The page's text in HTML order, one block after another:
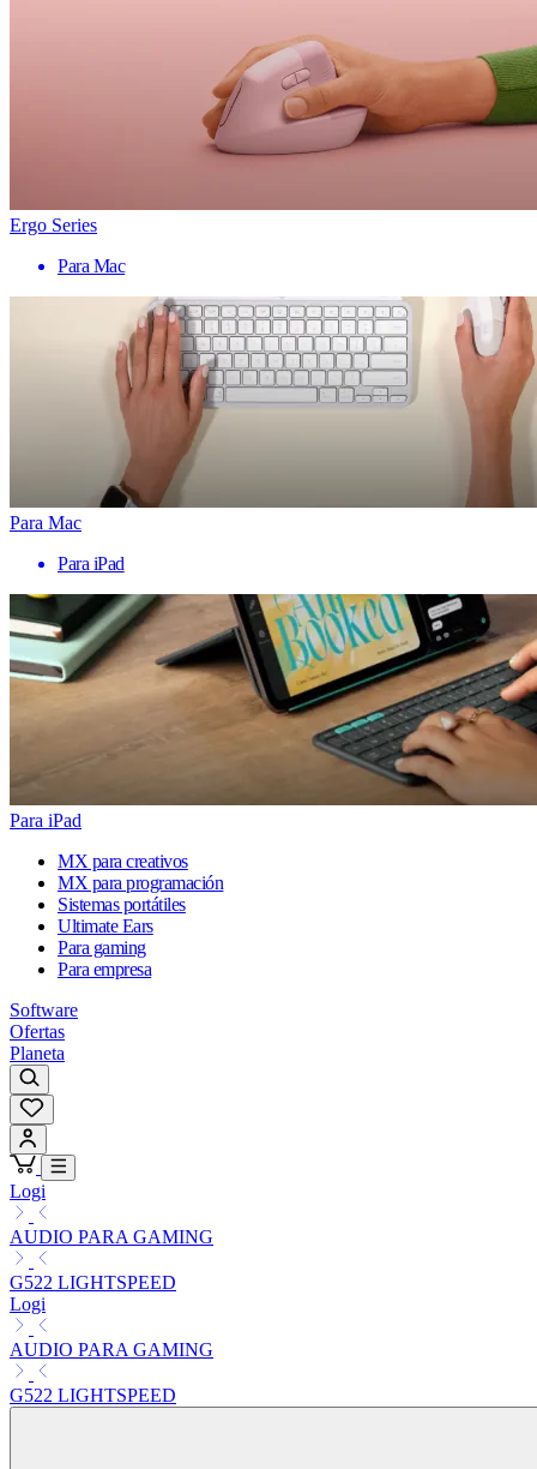
Ergo Series
Para Mac
Para Mac
Para iPad
Para iPad
MX para creativos
MX para programación
Sistemas portátiles
Ultimate Ears
Para gaming
Para empresa
Software
Ofertas
Planeta
Logi
AUDIO PARA GAMING
G522 LIGHTSPEED
Logi
AUDIO PARA GAMING
G522 LIGHTSPEED